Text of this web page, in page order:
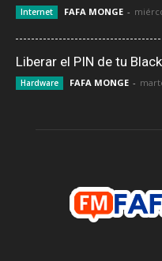
Internet FAFA MONGE -
Liberar el PIN de tu
Hardware FAFA MONGE -